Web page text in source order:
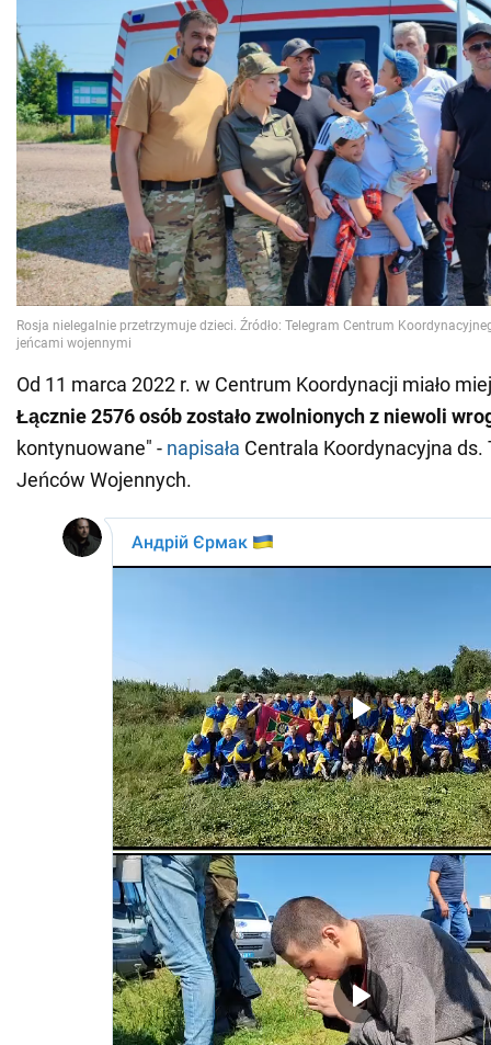
Od 11 marca 2022 r. w Centrum Koordynacji miało
Łącznie 2576 osób zostało zwolnionych z niewoli
kontynuowane" - napisała Centrala Koordynacyjna
Jeńców Wojennych.